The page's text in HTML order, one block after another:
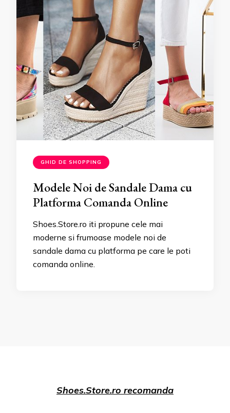
GHID DE SHOPPING
Modele Noi de Sandale Dama cu
Platforma Comanda Online
Shoes.Store.ro iti propune cele mai
moderne si frumoase modele noi de
sandale dama cu platforma pe care le poti
comanda online.
Shoes.Store.ro recomanda